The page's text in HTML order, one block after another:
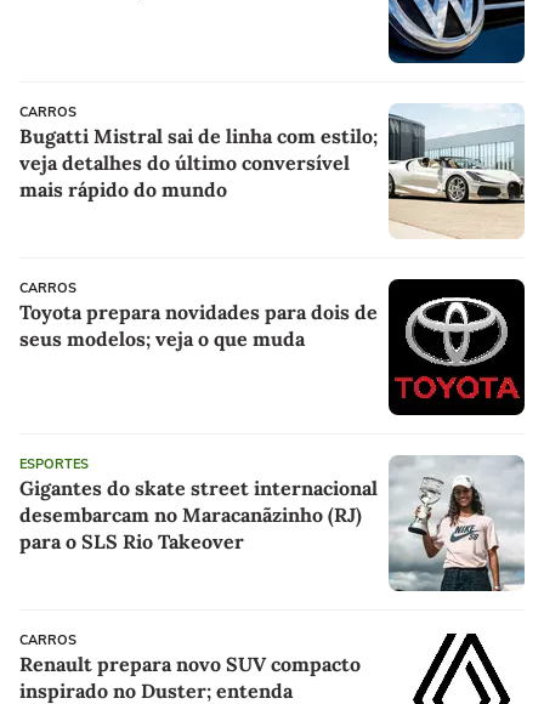
CARROS
Bugatti Mistral sai de linha com estilo;
veja detalhes do último conversível
mais rápido do mundo
CARROS
Toyota prepara novidades para dois de
seus modelos; veja o que muda
ESPORTES
Gigantes do skate street internacional
desembarcam no Maracanãzinho (RJ)
para o SLS Rio Takeover
CARROS
Renault prepara novo SUV compacto
inspirado no Duster; entenda